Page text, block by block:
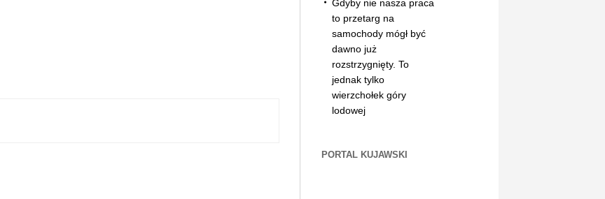
Gdyby nie nasza praca
to przetarg na
samochody mógł być
dawno już
rozstrzygnięty. To
jednak tylko
wierzchołek góry
lodowej
PORTAL KUJAWSKI